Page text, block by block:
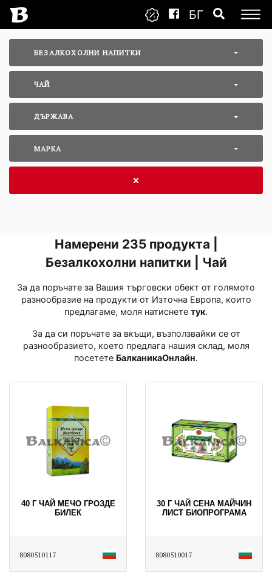
БГ
БЕЗАЛКОХОЛНИ НАПИТКИ
ЧАЙ
ДЪРЖАВА
МАРКА
Намерени 235продукта |
Безалкохолни напитки | Чай
За да поръчате за Вашия търговски обект от голямото
разнообразие на продукти от Източна Европа, които
предлагаме, моля натиснете тук․
За да си поръчате за вкъщи, възползвайки се от
разнообразието, което предлага нашия склад, моля
посетете БалканикаОнлайн․
40 Г ЧАЙ МЕЧО ГРОЗДЕ
БИЛЕК
8080510117
30 Г ЧАЙ СЕНА МАЙЧИН
ЛИСТ БИОПРОГРАМА
8080510017